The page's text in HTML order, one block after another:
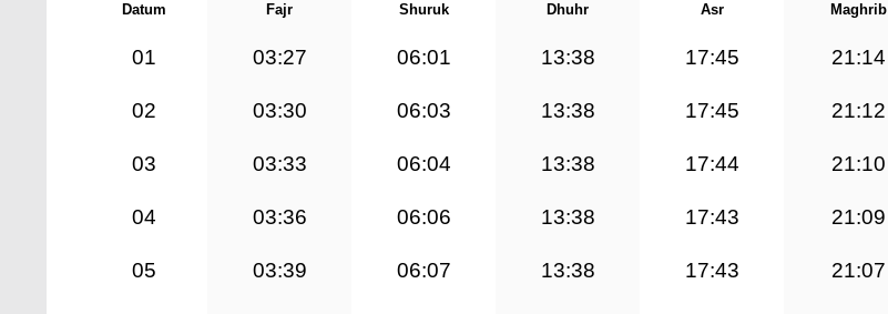
Datum Fajr Shuruk Dhuhr Asr Maghrib
01 03:27 06:01 13:38 17:45 21:14
02 03:30 06:03 13:38 17:45 21:12
03 03:33 06:04 13:38 17:44 21:10
04 03:36 06:06 13:38 17:43 21:09
05 03:39 06:07 13:38 17:43 21:07